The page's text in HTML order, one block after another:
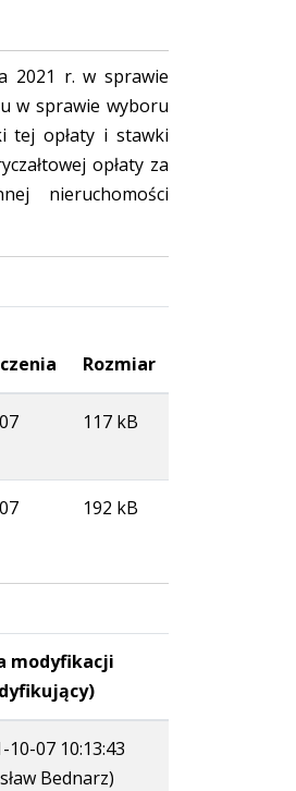
2021 r. w sprawie
w sprawie wyboru
tej opłaty i stawki
opłaty za
nieruchomości
Rozmiar
117 kB
192 kB
modyfikacji
10-07 10:13:43
Bednarz)